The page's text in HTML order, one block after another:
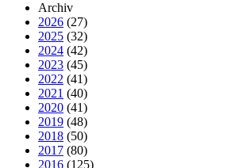
Archiv
2026 (27)
2025 (32)
2024 (42)
2023 (45)
2022 (41)
2021 (40)
2020 (41)
2019 (48)
2018 (50)
2017 (80)
2016 (125)